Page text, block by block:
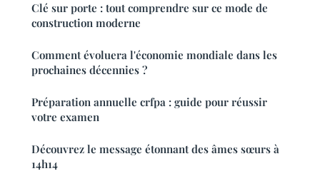
Clé sur porte : tout comprendre sur ce mode de
construction moderne
Comment évoluera l'économie mondiale dans les
prochaines décennies ?
Préparation annuelle crfpa : guide pour réussir
votre examen
Découvrez le message étonnant des âmes sœurs à
14h14